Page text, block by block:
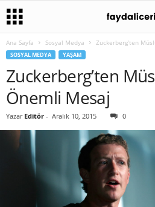
Ana Sayfa Sosyal Medya Zuckerberg’ten
SOSYAL MEDYA YAŞAM
Zuckerberg’ten
Önemli Mesaj
Yazar Editör - Aralık 10, 2015 0